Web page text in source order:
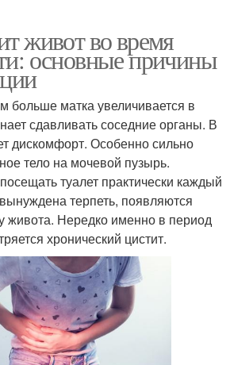
живот во время
основные причины
больше матка увеличивается в
сдавливать соседние органы. В
дискомфорт. Особенно сильно
тело на мочевой пузырь.
туалет практически каждый
терпеть, появляются
живота. Нередко именно в период
хронический цистит.